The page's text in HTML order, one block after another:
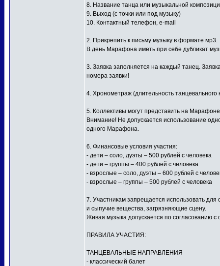
8. Название танца или музыкальной
9. Выход (с точки или под музыку)
10. Контактный телефон, e-mail
2. Прикрепить к письму музыку в формате мр3.
В день Марафона иметь при себе дубликат
3. Заявка заполняется на каждый танец.
номера заявки!
4. Хронометраж (длительность танцевального
5. Коллективы могут представить на
Внимание! Не допускается использование
одного Марафона.
6. Финансовые условия участия:
- дети – соло, дуэты – 500 рублей с человека
- дети – группы – 400 рублей с человека
- взрослые – соло, дуэты – 600 рублей с
- взрослые – группы – 500 рублей с человека
7. Участникам запрещается использовать
и сыпучие вещества, загрязняющие сцену.
Живая музыка допускается по согласованию
ПРАВИЛА УЧАСТИЯ:
ТАНЦЕВАЛЬНЫЕ НАПРАВЛЕНИЯ
- классический балет